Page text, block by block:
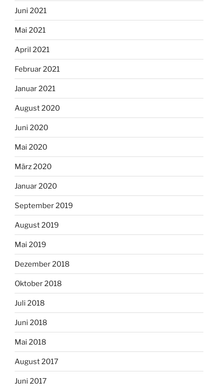
Juni 2021
Mai 2021
April 2021
Februar 2021
Januar 2021
August 2020
Juni 2020
Mai 2020
März 2020
Januar 2020
September 2019
August 2019
Mai 2019
Dezember 2018
Oktober 2018
Juli 2018
Juni 2018
Mai 2018
August 2017
Juni 2017